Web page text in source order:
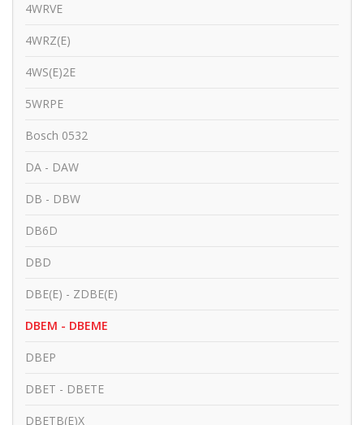
4WRVE
4WRZ(E)
4WS(E)2E
5WRPE
Bosch 0532
DA - DAW
DB - DBW
DB6D
DBD
DBE(E) - ZDBE(E)
DBEM - DBEME
DBEP
DBET - DBETE
DBETB(E)X